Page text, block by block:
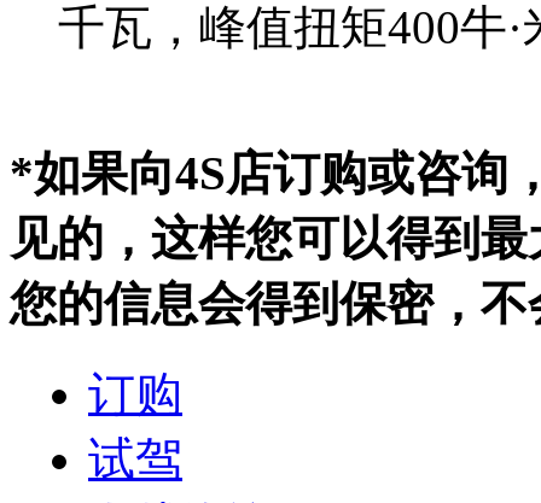
千瓦，峰值扭矩400牛·
*如果向4S店订购或咨询
见的，这样您可以得到
您的信息会得到保密，
订购
试驾